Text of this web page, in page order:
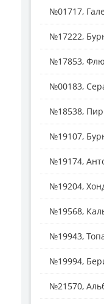
№01717,
№17222,
№17853,
№00183,
№18538,
№19107,
№19174,
№19204,
№19568,
№19943,
№19994,
№21570,